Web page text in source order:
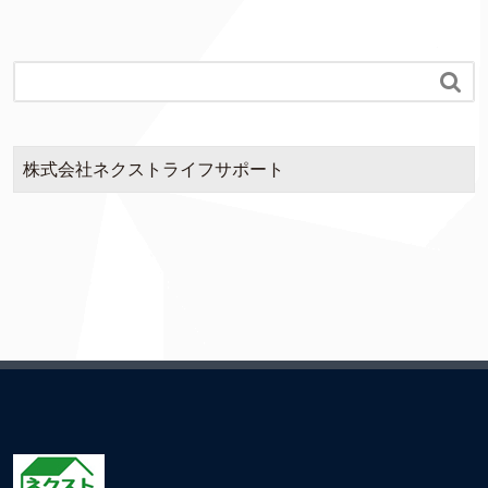

株式会社ネクストライフサポート